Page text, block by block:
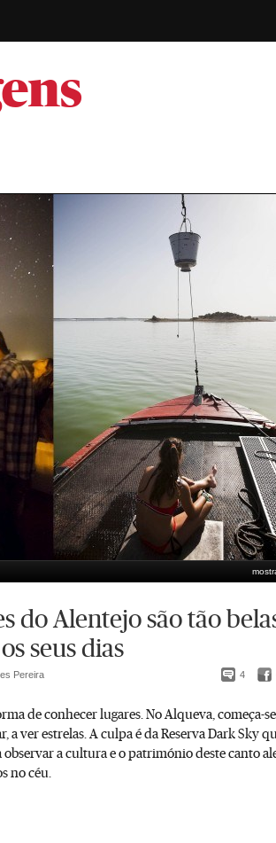
do Alentejo são tão
seus dias
4
Pereira
de conhecer lugares. No Alqueva, começa-
a ver estrelas. A culpa é da Reserva Dark Sky
observar a cultura e o património deste canto
no céu.